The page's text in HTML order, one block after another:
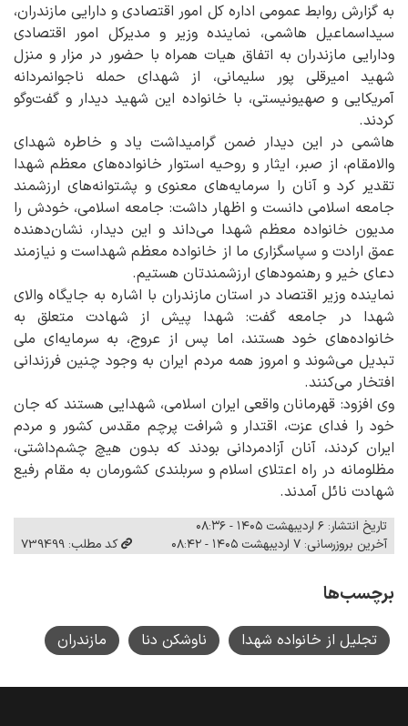
به گزارش روابط عمومی اداره کل امور اقتصادی و دارایی مازندران،
سیداسماعیل هاشمی، نماینده وزیر و مدیرکل امور اقتصادی
ودارایی مازندران به اتفاق هیات همراه با حضور در مزار و منزل
شهید امیرقلی پور سلیمانی، از شهدای حمله ناجوانمردانه
آمریکایی‌ و صهیونیستی، با خانواده این شهید دیدار و گفت‌وگو
کردند.
هاشمی در این دیدار ضمن گرامیداشت یاد و خاطره شهدای
والامقام، از صبر، ایثار و روحیه استوار خانواده‌های معظم شهدا
تقدیر کرد و آنان را سرمایه‌های معنوی و پشتوانه‌های ارزشمند
جامعه اسلامی دانست و اظهار داشت: جامعه اسلامی، خودش را
مدیون خانواده معظم شهدا می‌داند و این دیدار، نشان‌دهنده
عمق ارادت و سپاسگزاری ما از خانواده معظم شهداست و نیازمند
دعای خیر و رهنمودهای ارزشمندتان هستیم.
نماینده وزیر اقتصاد در استان مازندران با اشاره به جایگاه والای
شهدا در جامعه گفت: شهدا پیش از شهادت متعلق به
خانواده‌های خود هستند، اما پس از عروج، به سرمایه‌ای ملی
تبدیل می‌شوند و امروز همه مردم ایران به وجود چنین فرزندانی
افتخار می‌کنند.
وی افزود: قهرمانان واقعی ایران اسلامی، شهدایی هستند که جان
خود را فدای عزت، اقتدار و شرافت پرچم مقدس کشور و مردم
ایران کردند، آنان آزادمردانی بودند که بدون هیچ چشم‌داشتی،
مظلومانه در راه اعتلای اسلام و سربلندی کشورمان به مقام رفیع
شهادت نائل آمدند.
تاریخ انتشار: ۶ اردیبهشت ۱۴۰۵ - ۰۸:۳۶
آخرین بروزرسانی: ۷ اردیبهشت ۱۴۰۵ - ۰۸:۴۲
کد مطلب: 739499
برچسب‌ها
تجلیل از خانواده شهدا ناوشکن دنا مازندران